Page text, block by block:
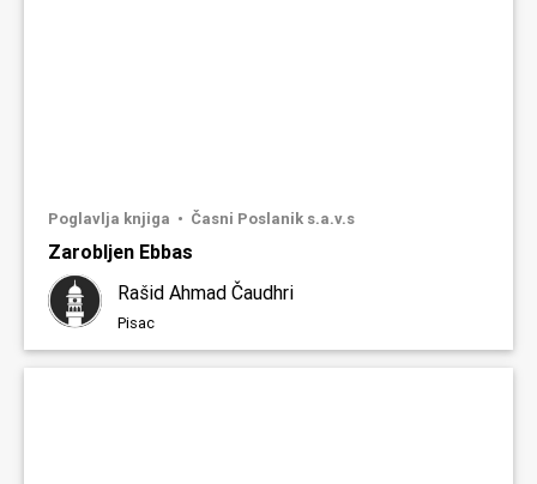
Poglavlja knjiga Časni Poslanik s.a.v.s
Zarobljen Ebbas
Rašid Ahmad Čaudhri
Pisac